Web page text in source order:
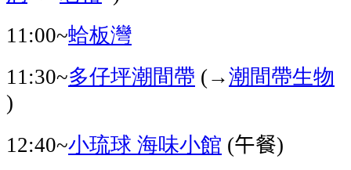
11:00~蛤板灣
11:30~多仔坪潮間帶 (→潮間帶生物
)
12:40~小琉球 海味小館 (午餐)